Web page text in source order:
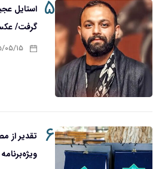
۵
استایل عجیب صابر ابر مورد توجه قرار
گرفت/ عکس
۱۴۰۵/۰۵/۱۵ ۲۱:۴۵
۶ تقدیر از مصطفی احمدی در
ویژه‌برنامه «ستارگان خبرفوری»